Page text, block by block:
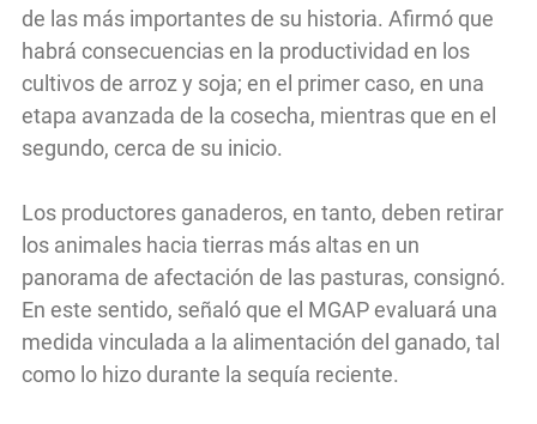
de las más importantes de su historia. Afirmó que
habrá consecuencias en la productividad en los
cultivos de arroz y soja; en el primer caso, en una
etapa avanzada de la cosecha, mientras que en el
segundo, cerca de su inicio.
Los productores ganaderos, en tanto, deben retirar
los animales hacia tierras más altas en un
panorama de afectación de las pasturas, consignó.
En este sentido, señaló que el MGAP evaluará una
medida vinculada a la alimentación del ganado, tal
como lo hizo durante la sequía reciente.